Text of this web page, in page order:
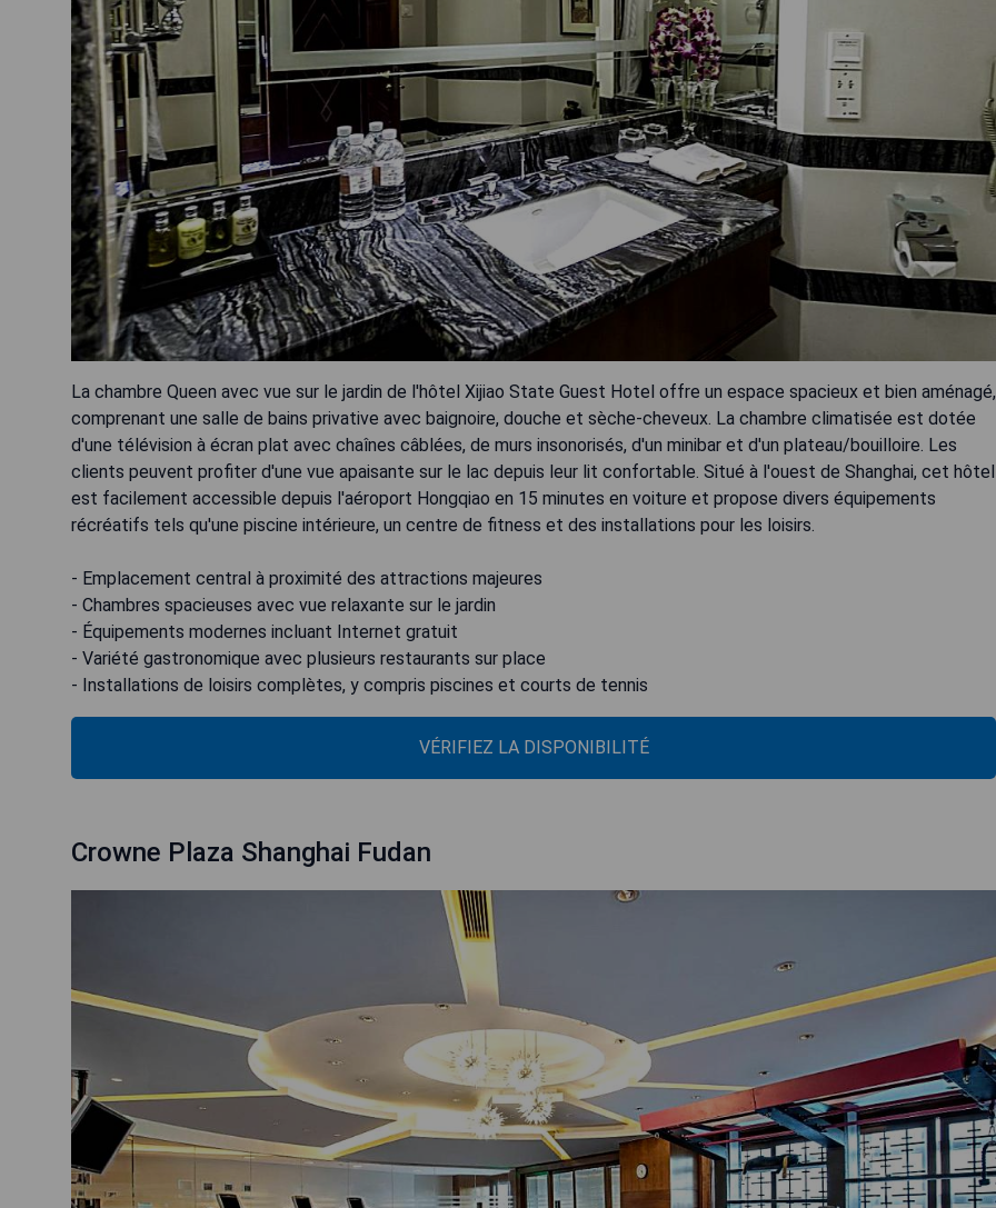
La chambre Queen avec vue sur le jardin de l'hôtel Xijiao State Guest Hotel offre un espace spacieux et bien aménagé,
comprenant une salle de bains privative avec baignoire, douche et sèche-cheveux. La chambre climatisée est dotée
d'une télévision à écran plat avec chaînes câblées, de murs insonorisés, d'un minibar et d'un plateau/bouilloire. Les
clients peuvent profiter d'une vue apaisante sur le lac depuis leur lit confortable. Situé à l'ouest de Shanghai, cet hôtel
est facilement accessible depuis l'aéroport Hongqiao en 15 minutes en voiture et propose divers équipements
récréatifs tels qu'une piscine intérieure, un centre de fitness et des installations pour les loisirs.
- Emplacement central à proximité des attractions majeures
- Chambres spacieuses avec vue relaxante sur le jardin
- Équipements modernes incluant Internet gratuit
- Variété gastronomique avec plusieurs restaurants sur place
- Installations de loisirs complètes, y compris piscines et courts de tennis
VÉRIFIEZ LA DISPONIBILITÉ
Crowne Plaza Shanghai Fudan